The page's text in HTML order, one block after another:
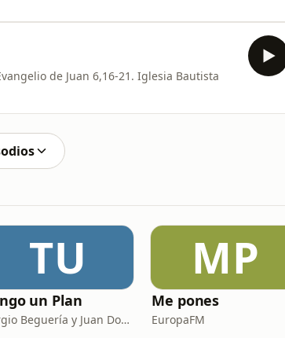
de Juan 6,16-21. Iglesia Bautista
TU
un Plan
Sergio Beguería y Juan Domínguez
MP
Me pones
EuropaFM